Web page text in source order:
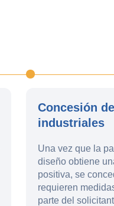
Concesión
industriales
Una vez que la
diseño obtiene
positiva, se
requieren
parte del